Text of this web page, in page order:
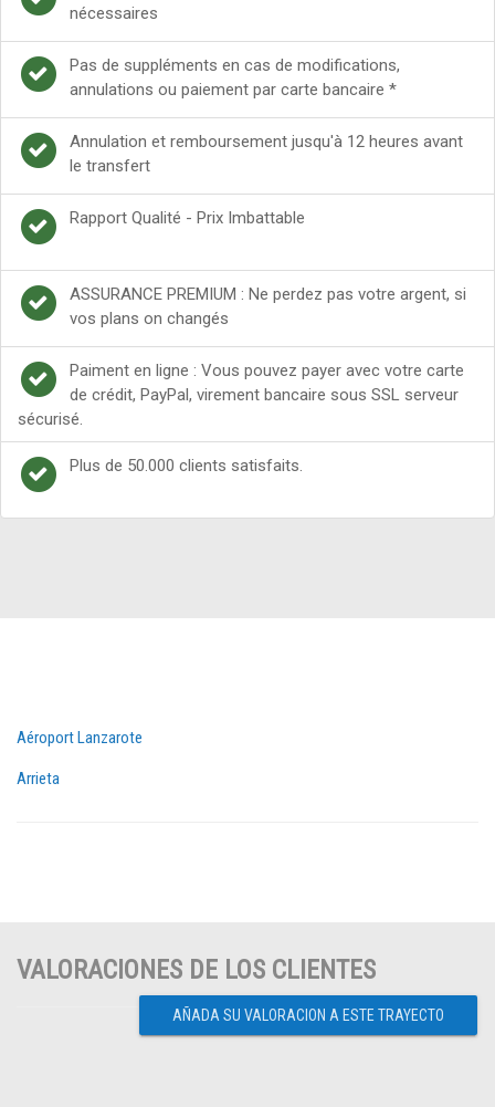
nécessaires
Pas de suppléments en cas de modifications,
annulations ou paiement par carte bancaire *
Annulation et remboursement jusqu'à 12 heures avant
le transfert
Rapport Qualité - Prix Imbattable
ASSURANCE PREMIUM : Ne perdez pas votre argent, si
vos plans on changés
Paiment en ligne : Vous pouvez payer avec votre carte
de crédit, PayPal, virement bancaire sous SSL serveur
sécurisé.
Plus de 50.000 clients satisfaits.
Aéroport Lanzarote
Arrieta
VALORACIONES DE LOS CLIENTES
AÑADA SU VALORACION A ESTE TRAYECTO